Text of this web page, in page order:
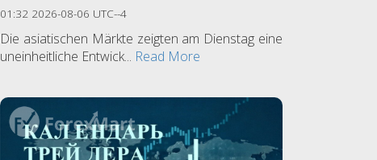
01:32 2026-08-06 UTC--4
Die asiatischen Märkte zeigten am Dienstag eine
uneinheitliche Entwick... Read More